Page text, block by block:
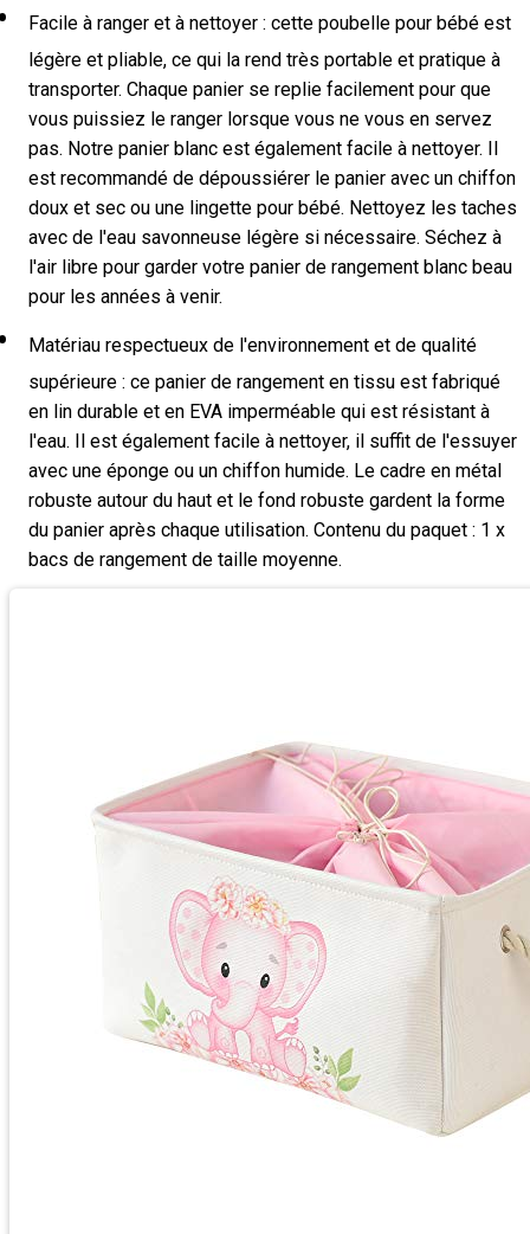
Facile à ranger et à nettoyer : cette poubelle pour bébé est
légère et pliable, ce qui la rend très portable et pratique à
transporter. Chaque panier se replie facilement pour que
vous puissiez le ranger lorsque vous ne vous en servez
pas. Notre panier blanc est également facile à nettoyer. Il
est recommandé de dépoussiérer le panier avec un chiffon
doux et sec ou une lingette pour bébé. Nettoyez les taches
avec de l'eau savonneuse légère si nécessaire. Séchez à
l'air libre pour garder votre panier de rangement blanc beau
pour les années à venir.
Matériau respectueux de l'environnement et de qualité
supérieure : ce panier de rangement en tissu est fabriqué
en lin durable et en EVA imperméable qui est résistant à
l'eau. Il est également facile à nettoyer, il suffit de l'essuyer
avec une éponge ou un chiffon humide. Le cadre en métal
robuste autour du haut et le fond robuste gardent la forme
du panier après chaque utilisation. Contenu du paquet : 1 x
bacs de rangement de taille moyenne.